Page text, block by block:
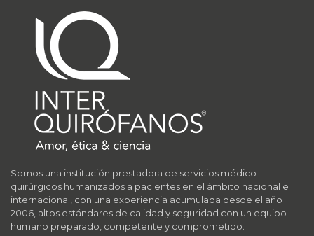
Somos una institución prestadora de servicios médico
quirúrgicos humanizados a pacientes en el ámbito nacional e
internacional, con una experiencia acumulada desde el año
2006, altos estándares de calidad y seguridad con un equipo
humano preparado, competente y comprometido.